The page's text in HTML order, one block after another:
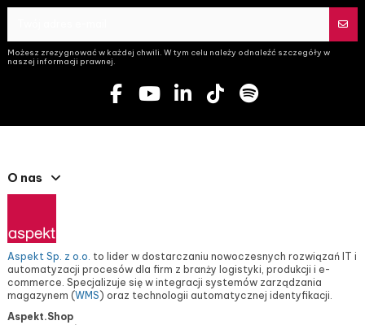
Możesz zrezygnować w każdej chwili. W tym celu należy odnaleźć szczegóły w
naszej informacji prawnej.
O nas
Aspekt Sp. z o.o. to lider w dostarczaniu nowoczesnych rozwiązań IT i
automatyzacji procesów dla firm z branży logistyki, produkcji i e-
commerce. Specjalizuje się w integracji systemów zarządzania
magazynem (WMS) oraz technologii automatycznej identyfikacji.
Aspekt.Shop